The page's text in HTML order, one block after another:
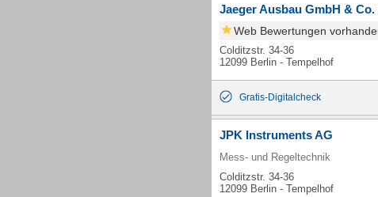
Jaeger Ausbau GmbH &
Web Bewertungen
Colditzstr. 34-36
12099 Berlin - Tempelhof
Gratis-Digitalcheck
JPK Instruments AG
Mess- und Regeltechnik
Colditzstr. 34-36
12099 Berlin - Tempelhof